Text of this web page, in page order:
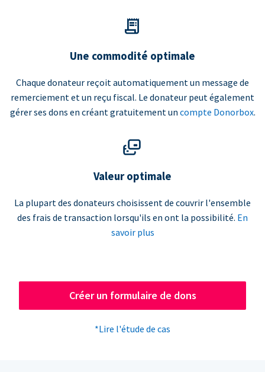
Une commodité optimale
Chaque donateur reçoit automatiquement un message de
remerciement et un reçu fiscal. Le donateur peut également
gérer ses dons en créant gratuitement un compte Donorbox.
Valeur optimale
La plupart des donateurs choisissent de couvrir l'ensemble
des frais de transaction lorsqu'ils en ont la possibilité. En
savoir plus
Créer un formulaire de dons
*Lire l'étude de cas